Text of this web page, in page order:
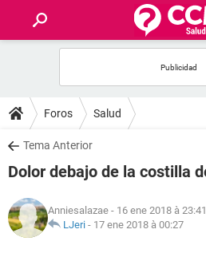
FORUMS
SALUD
NUTRICIÓN
Foros Salud
Tema Anterior
Dolor debajo de la costilla
Anniesalazae - 16 ene 2018 à 23:41
LJeri - 17 ene 2018 à 00:27